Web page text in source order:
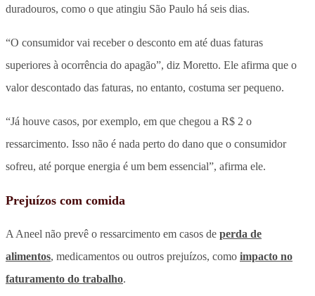
duradouros, como o que atingiu São Paulo há seis dias.
“O consumidor vai receber o desconto em até duas faturas
superiores à ocorrência do apagão”, diz Moretto. Ele afirma que o
valor descontado das faturas, no entanto, costuma ser pequeno.
“Já houve casos, por exemplo, em que chegou a R$ 2 o
ressarcimento. Isso não é nada perto do dano que o consumidor
sofreu, até porque energia é um bem essencial”, afirma ele.
Prejuízos com comida
A Aneel não prevê o ressarcimento em casos de perda de
alimentos, medicamentos ou outros prejuízos, como impacto no
faturamento do trabalho.